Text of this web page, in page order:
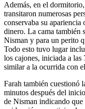
Además, en el
transitaron numerosas
conservaba su
dinero. La cama también
Nisman y para un perito
Todo esto tuvo lugar
los cajones, iniciada a las
similar a la ocurrida con
Farah también cuestionó
minutos después del
de Nisman indicando que